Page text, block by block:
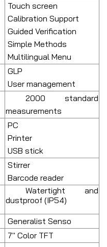
Touch screen
Calibration Support
Guided Verification
Simple Methods
Multilingual Menu
GLP
User management
2000 standard
measurements
PC
Printer
USB stick
Stirrer
Barcode reader
Watertight and
dustproof (IP54)
Generalist Senso
7" Color TFT